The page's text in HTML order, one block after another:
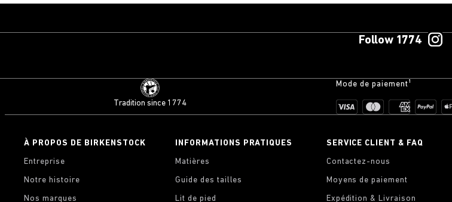
Follow 1774
Tradition since 1774
Mode de paiement¹
À PROPOS DE BIRKENSTOCK
Entreprise
Notre histoire
Nos marques
INFORMATIONS PRATIQUES
Matières
Guide des tailles
Lit de pied
SERVICE CLIENT & FAQ
Contactez-nous
Moyens de paiement
Expédition & Livraison